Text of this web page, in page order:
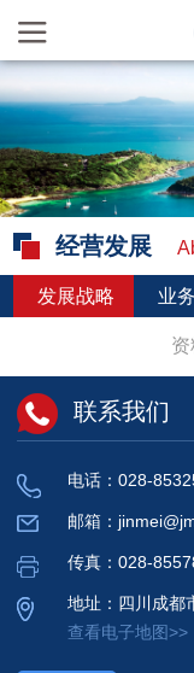
经营发展
发展战略 业
联系我们
电话：028-
邮箱：
传真：028-
地址：四川成都
查看电子地图>>